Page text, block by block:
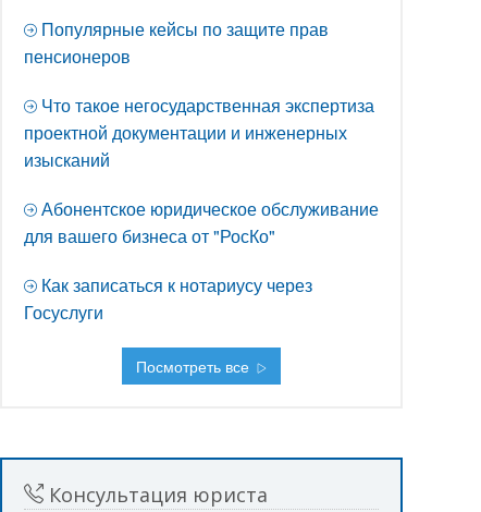
Популярные кейсы по защите прав
пенсионеров
Что такое негосударственная экспертиза
проектной документации и инженерных
изысканий
Абонентское юридическое обслуживание
для вашего бизнеса от "РосКо"
Как записаться к нотариусу через
Госуслуги
Посмотреть все
Консультация юриста